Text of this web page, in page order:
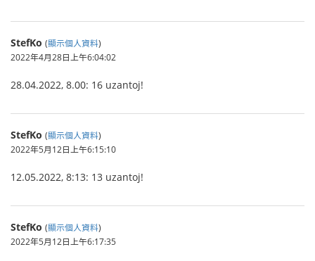
StefKo (顯示個人資料)
2022年4月28日上午6:04:02
28.04.2022, 8.00: 16 uzantoj!
StefKo (顯示個人資料)
2022年5月12日上午6:15:10
12.05.2022, 8:13: 13 uzantoj!
StefKo (顯示個人資料)
2022年5月12日上午6:17:35